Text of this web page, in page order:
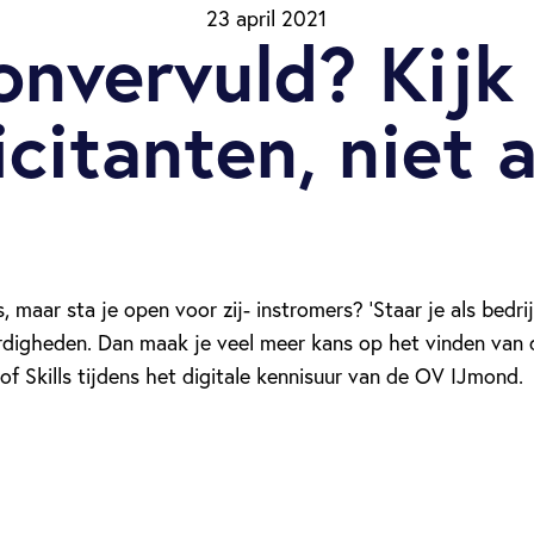
23 april 2021
niet
maar sta je open voor zij- instromers? ‘Staar je als
Dan maak je veel meer kans op het vinden
Skills tijdens het digitale kennisuur van de OV IJmond.